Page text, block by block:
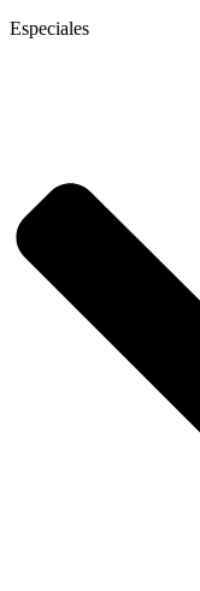
Especiales